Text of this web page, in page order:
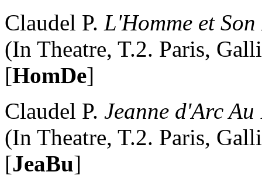
Claudel P. L'Homme et
(In Theatre, T.2. Paris,
[HomDe]
Claudel P. Jeanne d'Arc Au
(In Theatre, T.2. Paris,
[JeaBu]